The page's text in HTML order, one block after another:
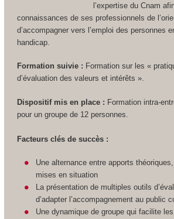
l’expertise du Cnam
connaissances de ses professionnels de
d’accompagner vers l’emploi des personnes
handicap.
Formation suivie : Formation sur les «
d’évaluation des valeurs et intérêts ».
Dispositif mis en place : Formation intra-
pour un groupe de 12 personnes.
Facteurs clés de succès :
Une alternance entre apports
mises en situation
La présentation de multiples outils
d’adapter l’accompagnement au public
Une dynamique de groupe qui facilite